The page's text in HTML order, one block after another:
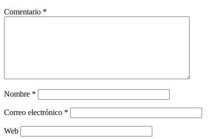
Comentario *
Nombre *
Correo electrónico *
Web